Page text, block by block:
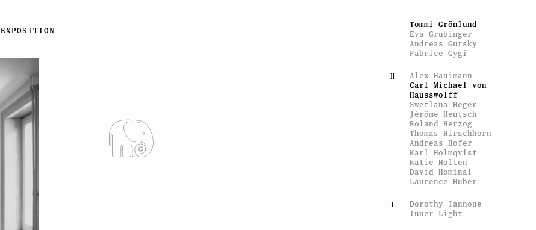
EXPOSITION
Tommi Grönlund
Eva Grubinger
Andreas Gursky
Fabrice Gygi
H
Alex Hanimann
Carl Michael von
Hausswolff
Swetlana Heger
Jérôme Hentsch
Roland Herzog
Thomas Hirschhorn
Andreas Hofer
Karl Holmqvist
Katie Holten
David Hominal
Laurence Huber
I
Dorothy Iannone
Inner Light